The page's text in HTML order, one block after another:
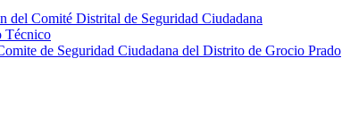
del Comité Distrital de Seguridad Ciudadana
Técnico
de Seguridad Ciudadana del Distrito de Grocio Prado